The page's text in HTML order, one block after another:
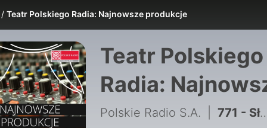
Teatr Polskiego Radia: Najnowsze produkcje
Teatr Polskiego
Radia:
produkcje
Polskie Radio S.A. 771 - Słuchowisko według "Trenów" Jana Kochanowskiego